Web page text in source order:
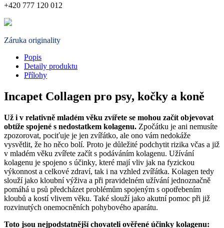
+420 777 120 012
Záruka originality
Popis
Detaily produktu
Přílohy
Incapet Collagen pro psy, kočky a koně
Už i v relativně mladém věku zvířete se mohou začít objevovat
obtíže spojené s nedostatkem kolagenu. Zpočátku je ani nemusíte
zpozorovat, pociťuje je jen zvířátko, ale ono vám nedokáže
vysvětlit, že ho něco bolí. Proto je důležité podchytit rizika včas a již
v mladém věku zvířete začít s podáváním kolagenu. Užívání
kolagenu je spojeno s účinky, které mají vliv jak na fyzickou
výkonnost a celkové zdraví, tak i na vzhled zvířátka. Kolagen tedy
slouží jako kloubní výživa a při pravidelném užívání jednoznačně
pomáhá u psů předcházet problémům spojeným s opotřebením
kloubů a kostí vlivem věku. Také slouží jako akutní pomoc při již
rozvinutých onemocněních pohybového aparátu.
Toto jsou nejpodstatnější chovateli ověřené účinky kolagenu: